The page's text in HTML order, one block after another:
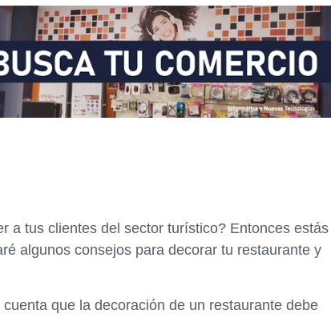
a tus clientes del sector turístico? Entonces estás
algunos consejos para decorar tu restaurante y
que la decoración de un restaurante debe